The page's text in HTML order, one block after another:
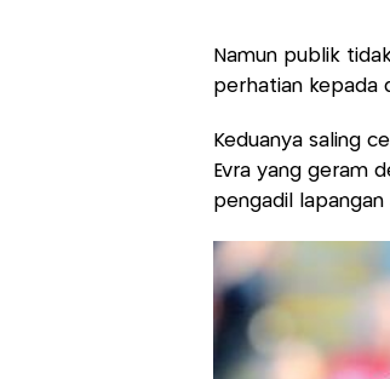
Namun publik
perhatian kepada
Keduanya saling
Evra yang geram
pengadil lapangan